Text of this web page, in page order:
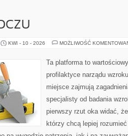
KWI - 10 - 2026 MOŻLIWOŚĆ
Ta platforma to
profilaktyce narządu
miejsce zajmują
specjalisty od badania
pierwszy rzut oka widać,
którzy chcą lepiej